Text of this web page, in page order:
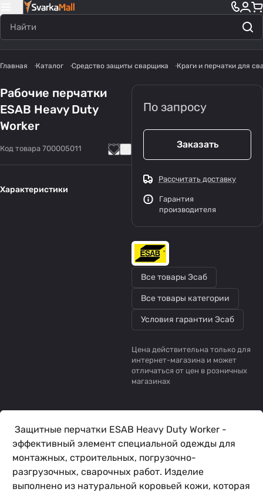
Главная Каталог Средство защиты сварщика Краги и перчатки для
Рабочие перчатки
ESAB Heavy Duty
Worker
Код товара 700005011
Характеристики
По запросу
Заказать
Рассчитать доставку
Гарантия
производителя
Все товары Эсаб
Все товары категории
Условия гарантии Эсаб
Цена действительна только для
интернет-магазина и может
отличаться от цен в розничных
магазинах
Защитные перчатки ESAB Heavy Duty Worker -
эффективный элемент специальной одежды для
монтажных, строительных, погрузочно-
разгрузочных, сварочных работ. Изделие
выполнено из натуральной коровьей кожи, которая